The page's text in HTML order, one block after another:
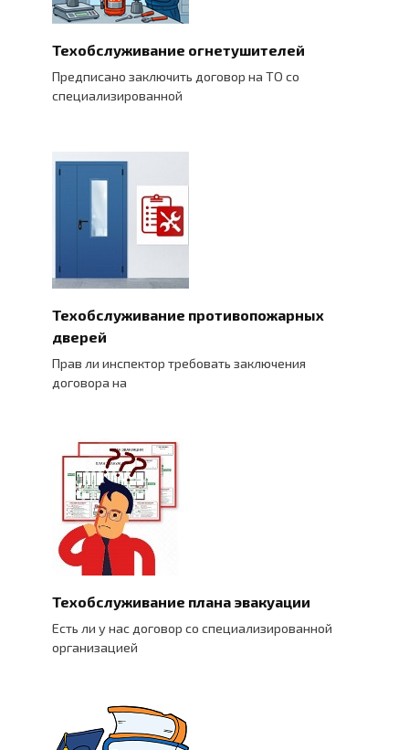
Техобслуживание огнетушителей
Предписано заключить договор на ТО со
специализированной
Техобслуживание противопожарных
дверей
Прав ли инспектор требовать заключения
договора на
Техобслуживание плана эвакуации
Есть ли у нас договор со специализированной
организацией